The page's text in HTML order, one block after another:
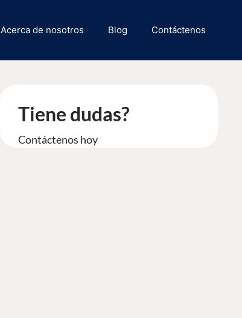
Acerca de nosotros Blog Contáctenos
Tiene dudas?
Contáctenos hoy